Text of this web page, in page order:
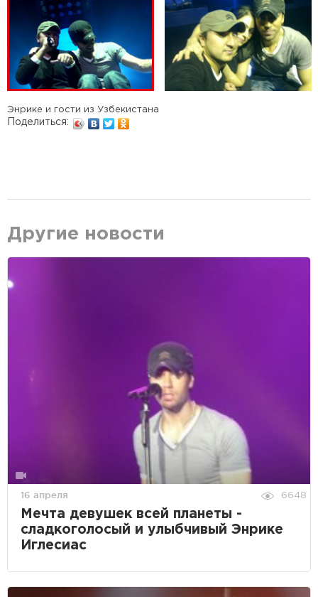
Энрике и гости из Узбекистана
Поделиться:
Другие новости
16 апреля 6648
Мечта девушек всей планеты -
сладкоголосый и улыбчивый Энрике
Иглесиас